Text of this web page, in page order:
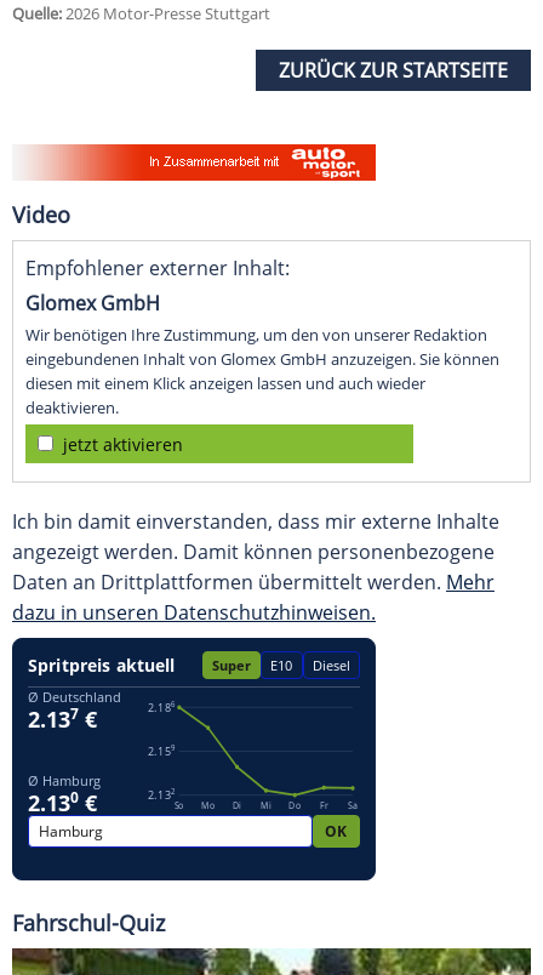
Quelle:2026 Motor-Presse Stuttgart
ZURÜCK ZUR STARTSEITE
Video
Empfohlener externer Inhalt:
Glomex GmbH
Wir benötigen Ihre Zustimmung, um den von unserer Redaktion
eingebundenen Inhalt von Glomex GmbH anzuzeigen. Sie können
diesen mit einem Klick anzeigen lassen und auch wieder
deaktivieren.
jetzt aktivieren
Ich bin damit einverstanden, dass mir externe Inhalte
angezeigt werden. Damit können personenbezogene
Daten an Drittplattformen übermittelt werden. Mehr
dazu in unseren Datenschutzhinweisen.
Fahrschul-Quiz